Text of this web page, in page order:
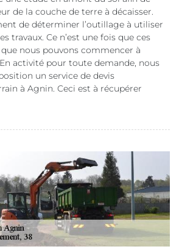
de la couche de terre à décaisser.
de déterminer l’outillage à utiliser
travaux. Ce n’est une fois que ces
nous pouvons commencer à
activité pour toute demande, nous
un service de devis
à Agnin. Ceci est à récupérer